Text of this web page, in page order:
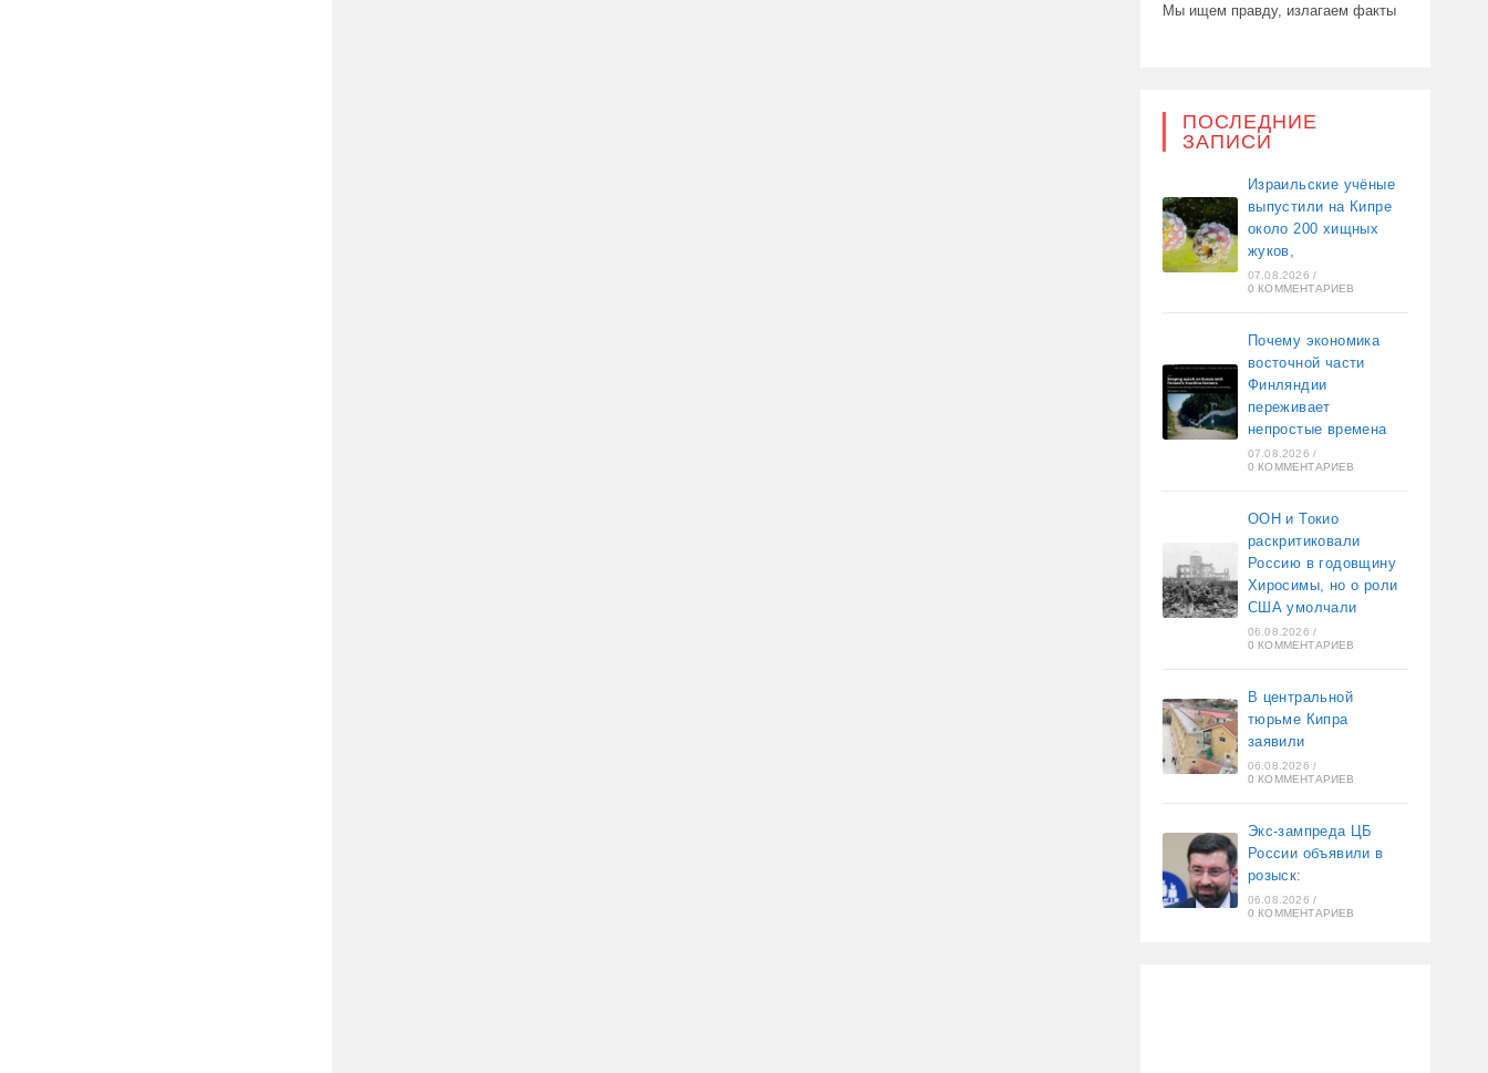
Мы ищем правду, излагаем факты
ПОСЛЕДНИЕ
ЗАПИСИ
Израильские учёные
выпустили на Кипре
около 200 хищных
жуков,
07.08.2026 /
0 КОММЕНТАРИЕВ
Почему экономика
восточной части
Финляндии
переживает
непростые времена
07.08.2026 /
0 КОММЕНТАРИЕВ
ООН и Токио
раскритиковали
Россию в годовщину
Хиросимы, но о роли
США умолчали
06.08.2026 /
0 КОММЕНТАРИЕВ
В центральной
тюрьме Кипра
заявили
06.08.2026 /
0 КОММЕНТАРИЕВ
Экс-зампреда ЦБ
России объявили в
розыск:
06.08.2026 /
0 КОММЕНТАРИЕВ